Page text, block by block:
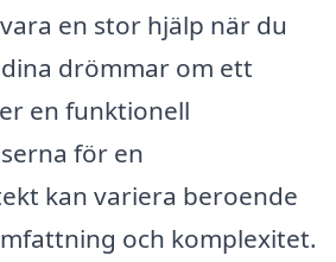
en stor hjälp när du
drömmar om ett
en funktionell
för en
kan variera beroende
och komplexitet.